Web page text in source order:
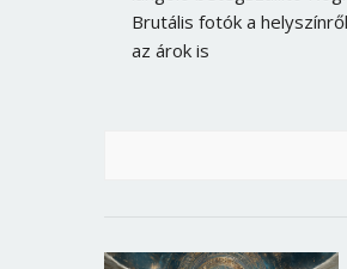
Brutális fotók a
az árok is